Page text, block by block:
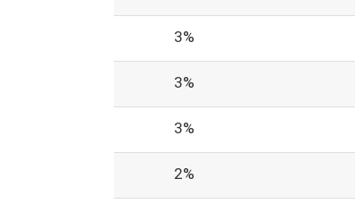
3%
3%
3%
2%